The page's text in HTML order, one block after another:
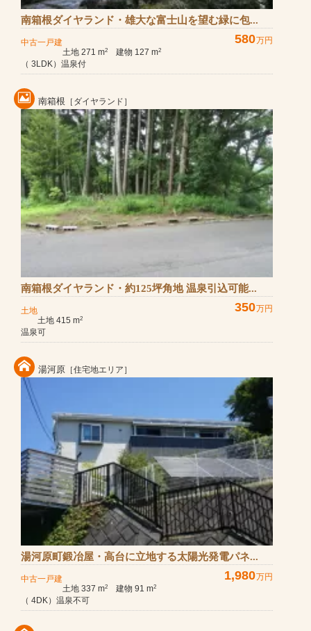
南箱根ダイヤランド・雄大な富士山を望む緑に包...
中古一戸建 580万円
土地 271 m2 建物 127 m2
（ 3LDK）温泉付
南箱根 ［ダイヤランド］
南箱根ダイヤランド・約125坪角地 温泉引込可能...
土地 350万円
土地 415 m2
温泉可
湯河原 ［住宅地エリア］
湯河原町鍛冶屋・高台に立地する太陽光発電パネ...
中古一戸建 1,980万円
土地 337 m2 建物 91 m2
（ 4DK）温泉不可